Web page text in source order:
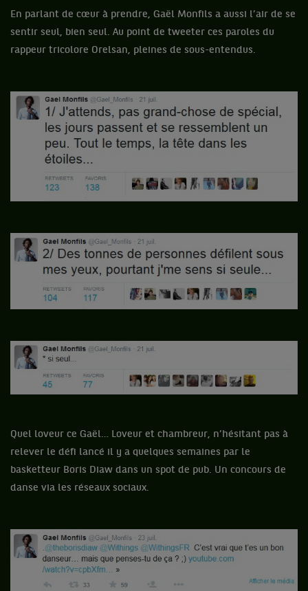
En parlant de cœur à prendre, Gaël Monfils a aussi l’air de se
sentir seul, bien seul. Au point de tweeter ces paroles du
rappeur tricolore Orelsan, pleines de sous-entendus.
Quel loveur ce Gaël… Loveur et chambreur, n’hésitant pas à
relever le défi lancé il y a quelques semaines par le
basketteur Boris Diaw dans un spot de pub. Un concours de
danse via les réseaux sociaux.